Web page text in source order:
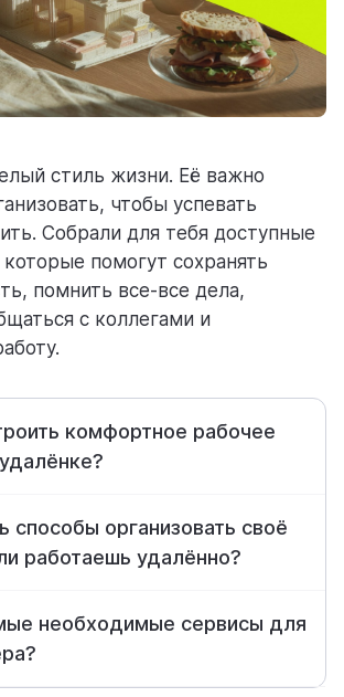
работать в Weeek
стиль жизни. Её важно
чтобы успевать
Собрали для тебя доступные
помогут сохранять
помнить все-все дела,
с коллегами и
комфортное рабочее
способы организовать своё
работаешь удалённо?
необходимые сервисы для